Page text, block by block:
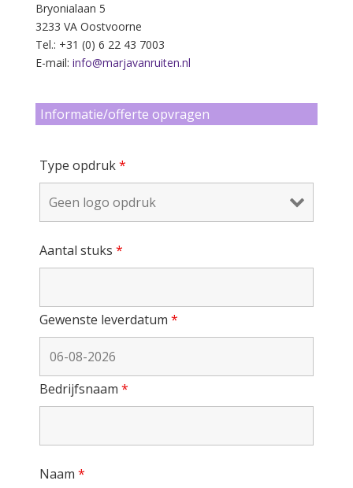
Bryonialaan 5
3233 VA Oostvoorne
Tel.: +31 (0) 6 22 43 7003
E-mail: info@marjavanruiten.nl
Informatie/offerte opvragen
Type opdruk*
Aantal stuks *
Gewenste leverdatum *
Bedrijfsnaam *
Naam *